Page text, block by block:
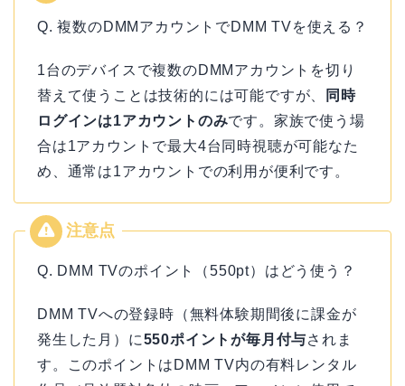
Q. 複数のDMMアカウントでDMM TVを使える？
1台のデバイスで複数のDMMアカウントを切り
替えて使うことは技術的には可能ですが、
同時
ログインは1アカウントのみです。家族で使う場
合は1アカウントで最大4台同時視聴が可能なた
め、通常は1アカウントでの利用が便利です。
Q. DMM TVのポイント（550pt）はどう使う？
DMM TVへの登録時（無料体験期間後に課金が
発生した月）に550ポイントが毎月付与されま
す。このポイントはDMM TV内の有料レンタル